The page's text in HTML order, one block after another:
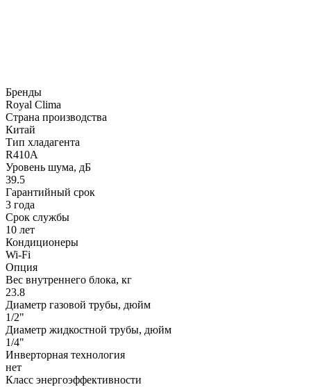
Бренды
Royal Clima
Страна производства
Китай
Тип хладагента
R410A
Уровень шума, дБ
39.5
Гарантийный срок
3 года
Срок службы
10 лет
Кондиционеры
Wi-Fi
Опция
Вес внутреннего блока, кг
23.8
Диаметр газовой трубы, дюйм
1/2"
Диаметр жидкостной трубы, дюйм
1/4"
Инверторная технология
нет
Класс энергоэффективности